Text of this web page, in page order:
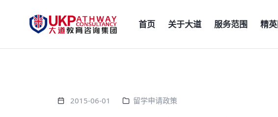
首页 关于大道 服务范围 精
2015-06-01 留学申请政策